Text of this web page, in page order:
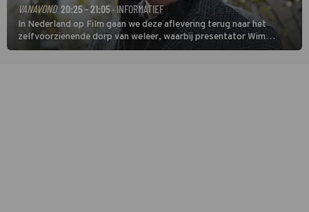
VANAVOND 20:25 - 21:05· INFORMATIEF
In Nederland op Film gaan we deze aflevering terug naar het
zelfvoorzienende dorp van weleer, waarbij presentator Wim
Daniëls de kijkers meeneemt op reis door de tijd aan de hand van